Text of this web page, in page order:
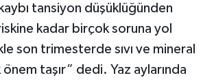
tansiyon düşüklüğünden
kadar birçok soruna yol
son trimesterde sıvı ve mineral
taşır” dedi. Yaz aylarında